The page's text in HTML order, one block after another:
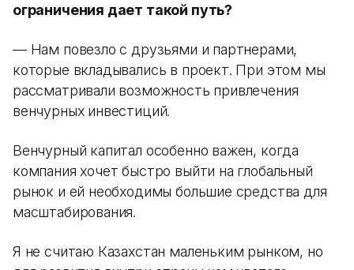
ограничения дает такой путь?
— Нам повезло с друзьями и партнерами,
которые вкладывались в проект. При этом мы
рассматривали возможность привлечения
венчурных инвестиций.
Венчурный капитал особенно важен, когда
компания хочет быстро выйти на глобальный
рынок и ей необходимы большие средства для
масштабирования.
Я не считаю Казахстан маленьким рынком, но